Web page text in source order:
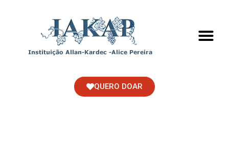
QUERO DOAR